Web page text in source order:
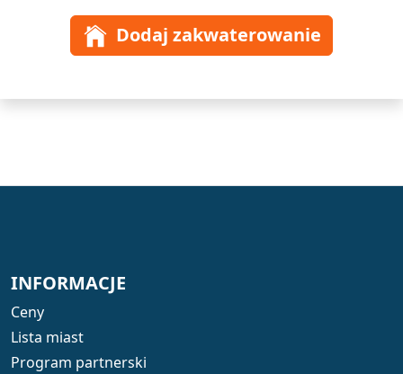
Dodaj zakwaterowanie
INFORMACJE
Ceny
Lista miast
Program partnerski